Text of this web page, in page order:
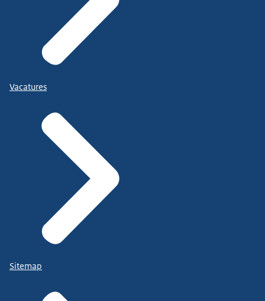
Vacatures
Sitemap